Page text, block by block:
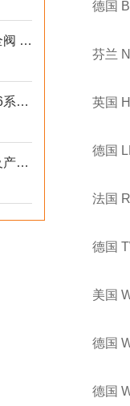
截止阀 节流阀 闸阀 球阀 蝶阀 安全阀 疏水阀的试压方法
安全阀符合API 520标准要求的526系列上海富肯价格
意大利adler球阀全系列技术参数及产品应用
德国
芬兰
英国
德国
法国
德国
美国
德国
德国